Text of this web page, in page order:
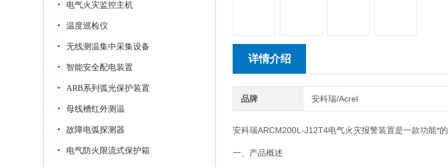
电气火灾监控主机
温度巡检仪
无线测温集中采集设备
智能安全配电装置
ARB系列弧光保护装置
母线槽红外测温
故障电弧探测器
电气防火限流式保护箱
详情介绍
品牌 安科瑞/Acrel
安科瑞ARCM200L-J12T4电气火灾报警装置是一款功能*
一、产品概述